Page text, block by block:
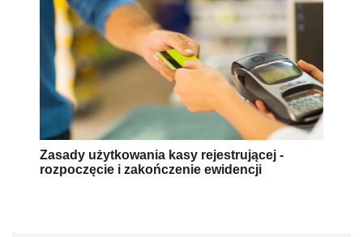
Zasady użytkowania kasy rejestrującej -
rozpoczęcie i zakończenie ewidencji